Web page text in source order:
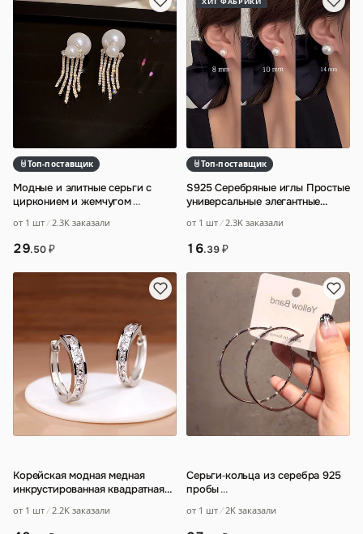
Топ-поставщик
Модные и элитные серьги с
цирконием и жемчугом…
от 1 шт 2.3K заказали
29.50₽
Топ-поставщик
S925 Серебряные иглы Простые
универсальные элегантные
легкие Роск…
от 1 шт 2.3K заказали
16.39₽
Корейская модная медная
инкрустированная квадратная
легкая экстра…
от 1 шт 2.2K заказали
Серьги‑кольца из серебра 925
пробы…
от 1 шт 2K заказали